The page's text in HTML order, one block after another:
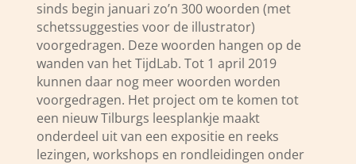
sinds begin januari zo’n 300 woorden (met
schetssuggesties voor de illustrator)
voorgedragen. Deze woorden hangen op de
wanden van het TijdLab. Tot 1 april 2019
kunnen daar nog meer woorden worden
voorgedragen. Het project om te komen tot
een nieuw Tilburgs leesplankje maakt
onderdeel uit van een expositie en reeks
lezingen, workshops en rondleidingen onder